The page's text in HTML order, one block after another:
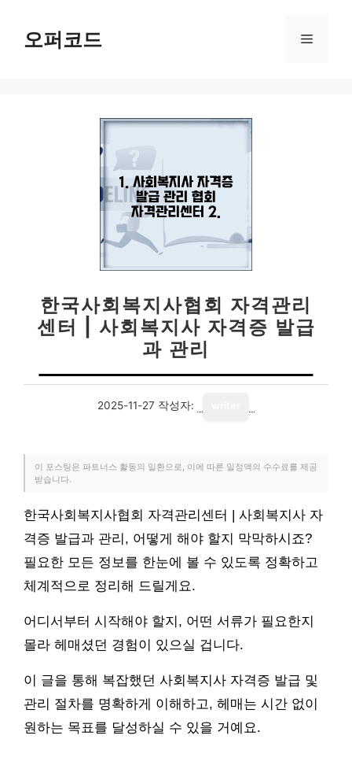
오퍼코드 메
한국사회복지사협회 자격관리
센터 | 사회복지사 자격증 발급
과 관리
2025-11-27 작성자:
이 포스팅은 파트너스 활동의 일환으로, 이에 따른 일정액의 수수료를 제공
받습니다.
한국사회복지사협회 자격관리센터 | 사회복지사 자
격증 발급과 관리, 어떻게 해야 할지 막막하시죠?
필요한 모든 정보를 한눈에 볼 수 있도록 정확하고
체계적으로 정리해 드릴게요.
어디서부터 시작해야 할지, 어떤 서류가 필요한지
몰라 헤매셨던 경험이 있으실 겁니다.
이 글을 통해 복잡했던 사회복지사 자격증 발급 및
관리 절차를 명확하게 이해하고, 헤매는 시간 없이
원하는 목표를 달성하실 수 있을 거예요.